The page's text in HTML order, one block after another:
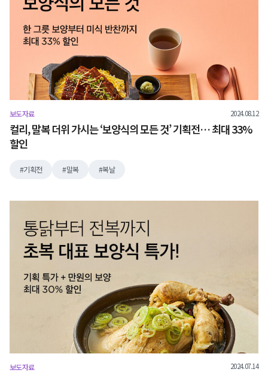
보도자료 2024.08.12
컬리, 말복 더위 가시는 ‘보양식의 모든 것’ 기획전… 최대 33%
할인
기획전 말복 복날
보도자료 2024.07.14